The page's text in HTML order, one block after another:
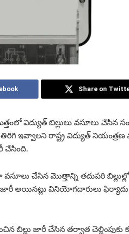
Share on
విద్యుత్ బిల్లులు వసూలు చేసిన
తిరిగి ఇవ్వాలని రాష్ట్ర విద్యుత్
చేసింది.
వసూలు చేసిన మొత్తాన్ని తదుపరి
జారీ అయినట్లు వినియోగదారులు
బిల్లు జారీ చేసిన తర్వాత చెల్లింపుకు